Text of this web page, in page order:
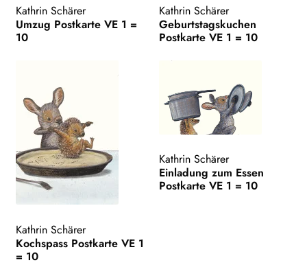
Kathrin Schärer
Umzug Postkarte VE 1 =
10
Kathrin Schärer
Geburtstagskuchen
Postkarte VE 1 = 10
Kathrin Schärer
Kochspass Postkarte VE 1
= 10
Kathrin Schärer
Einladung zum Essen
Postkarte VE 1 = 10